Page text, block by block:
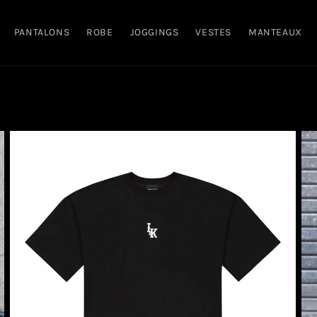
PANTALONS ROBE JOGGINGS VESTES MANTEAUX